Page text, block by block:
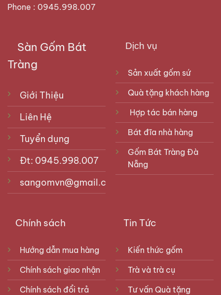
Phone : 0945.998.007
Sàn Gốm Bát
Tràng
Giới Thiệu
Liên Hệ
Tuyển dụng
Đt: 0945.998.007
sangomvn@gmail.com
Dịch vụ
Sản xuất gốm sứ
Quà tặng khách hàng
Hợp tác bán hàng
Bát đĩa nhà hàng
Gốm Bát Tràng Đà
Nẵng
Chính sách
Hướng dẫn mua hàng
Chính sách giao nhận
Chính sách đổi trả
Tin Tức
Kiến thức gốm
Trà và trà cụ
Tư vấn Quà tặng